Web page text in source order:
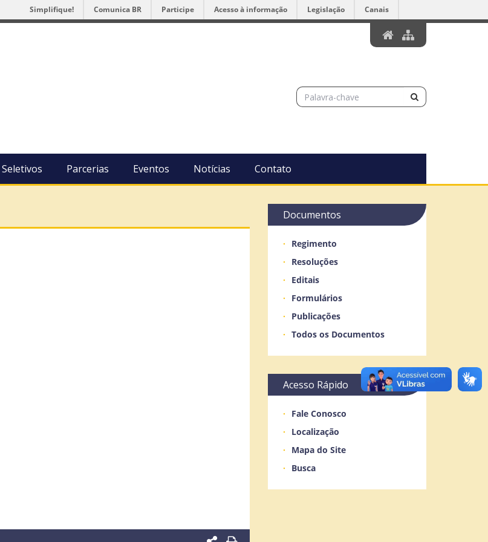
Simplifique! Comunica BR Participe Acesso à informação Legislação Canais
Parcerias Eventos Notícias Contato
Documentos
Regimento
Resoluções
Editais
Formulários
Publicações
Todos os Documentos
Acesso Rápido
Fale Conosco
Localização
Mapa do Site
Busca